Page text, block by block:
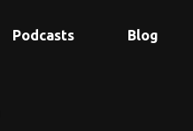
Podcasts Blog